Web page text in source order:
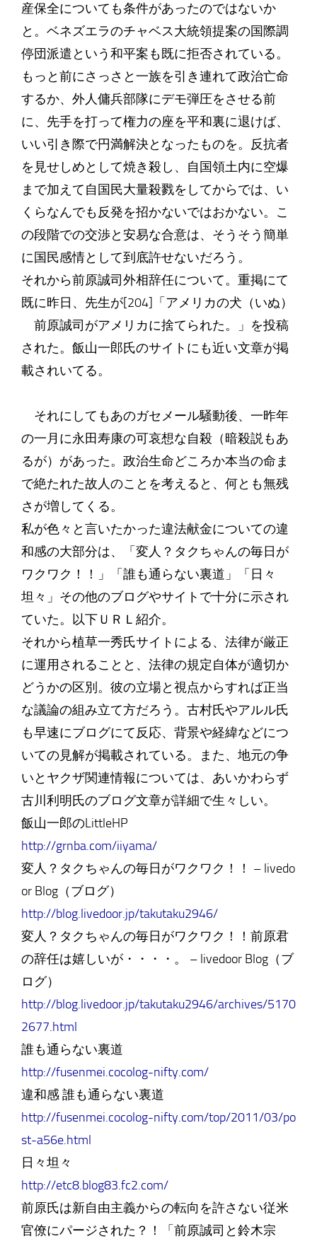
産保全についても条件があったのではないか
と。ベネズエラのチャベス大統領提案の国際調
停団派遣という和平案も既に拒否されている。
もっと前にさっさと一族を引き連れて政治亡命
するか、外人傭兵部隊にデモ弾圧をさせる前
に、先手を打って権力の座を平和裏に退けば、
いい引き際で円満解決となったものを。反抗者
を見せしめとして焼き殺し、自国領土内に空爆
まで加えて自国民大量殺戮をしてからでは、い
くらなんでも反発を招かないではおかない。こ
の段階での交渉と安易な合意は、そうそう簡単
に国民感情として到底許せないだろう。
それから前原誠司外相辞任について。重掲にて
既に昨日、先生が[204]「アメリカの犬（いぬ）
前原誠司がアメリカに捨てられた。」を投稿
された。飯山一郎氏のサイトにも近い文章が掲
載されいてる。
それにしてもあのガセメール騒動後、一昨年
の一月に永田寿康の可哀想な自殺（暗殺説もあ
るが）があった。政治生命どころか本当の命ま
で絶たれた故人のことを考えると、何とも無残
さが増してくる。
私が色々と言いたかった違法献金についての違
和感の大部分は、「変人？タクちゃんの毎日が
ワクワク！！」「誰も通らない裏道」「日々
坦々」その他のブログやサイトで十分に示され
ていた。以下ＵＲＬ紹介。
それから植草一秀氏サイトによる、法律が厳正
に運用されることと、法律の規定自体が適切か
どうかの区別。彼の立場と視点からすれば正当
な議論の組み立て方だろう。古村氏やアルル氏
も早速にブログにて反応、背景や経緯などにつ
いての見解が掲載されている。また、地元の争
いとヤクザ関連情報については、あいかわらず
古川利明氏のブログ文章が詳細で生々しい。
飯山一郎のLittleHP
http://grnba.com/iiyama/
変人？タクちゃんの毎日がワクワク！！ – livedo
or Blog（ブログ）
http://blog.livedoor.jp/takutaku2946/
変人？タクちゃんの毎日がワクワク！！前原君
の辞任は嬉しいが・・・・。 – livedoor Blog（ブ
ログ）
http://blog.livedoor.jp/takutaku2946/archives/5170
2677.html
誰も通らない裏道
http://fusenmei.cocolog-nifty.com/
違和感 誰も通らない裏道
http://fusenmei.cocolog-nifty.com/top/2011/03/po
st-a56e.html
日々坦々
http://etc8.blog83.fc2.com/
前原氏は新自由主義からの転向を許さない従米
官僚にパージされた？！「前原誠司と鈴木宗